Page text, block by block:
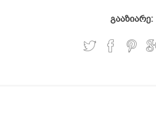
გააზიარე: